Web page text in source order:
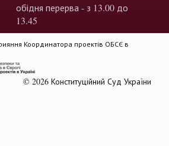
обідня перерва - з 13.00 до
13.45
Координатора проектів ОБСЄ в
© 2026 Конституційний Суд України